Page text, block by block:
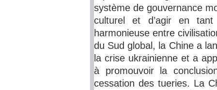
système de gouvernance
culturel et d’agir en
harmonieuse entre
du Sud global, la Chine a
la crise ukrainienne et a
à promouvoir la
cessation des tueries. La